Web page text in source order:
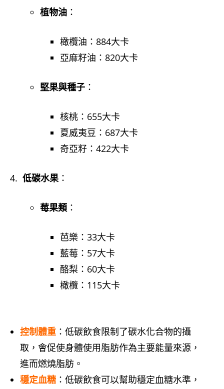
植物油 ：
橄欖油：884大卡
亞麻籽油：820大卡
堅果與種子 ：
核桃：655大卡
夏威夷豆：687大卡
奇亞籽：422大卡
低碳水果：
莓果類 ：
芭樂：33大卡
藍莓：57大卡
酪梨：60大卡
橄欖：115大卡
控制體重 ：低碳飲食限制了碳水化合物的攝
取，會促使身體使用脂肪作為主要能量來源，
進而燃燒脂肪。
穩定血糖 ：低碳飲食可以幫助穩定血糖水準，